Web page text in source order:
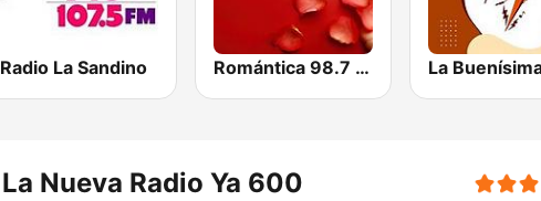
Radio La Sandino Romántica 98.7 FM La
La Nueva Radio Ya 600